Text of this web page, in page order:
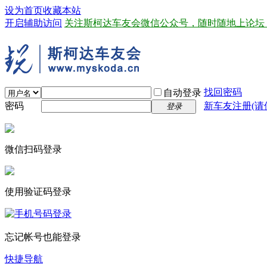
设为首页收藏本站
开启辅助访问 关注斯柯达车友会微信公众号，随时随地上论坛
自动登录 找回密码
密码
登录 新车友注册(请
微信扫码登录
使用验证码登录
忘记帐号也能登录
快捷导航